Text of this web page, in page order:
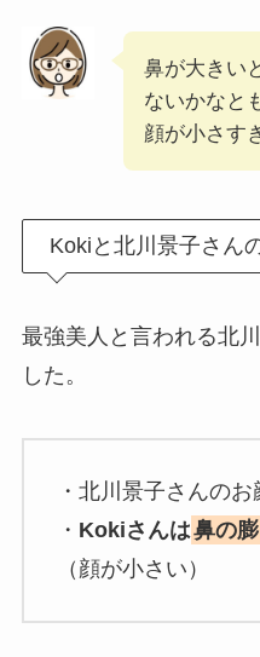
鼻が大きい
ないかなと
顔が小さす
Kokiと北川景子さん
最強美人と言われる北
した。
・北川景子さんの
・ Kokiさんは鼻の
（顔が小さい）